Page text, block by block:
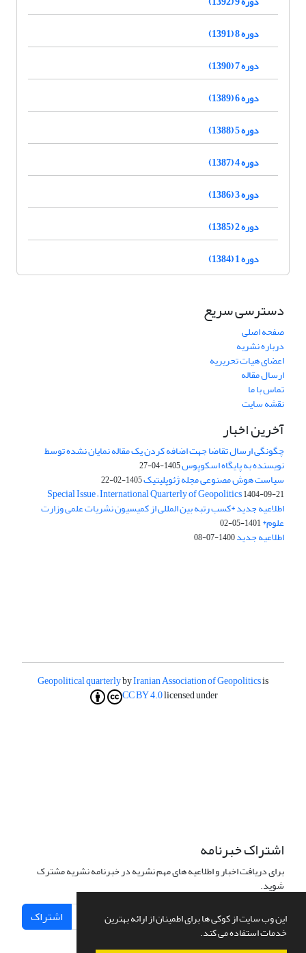
این وب سایت از کوکی ها برای اطمینان از ارائه بهترین
خدمات استفاده می کند.
دوره 8 (1391)
دوره 7 (1390)
دوره 6 (1389)
دوره 5 (1388)
دوره 4 (1387)
دوره 3 (1386)
دوره 2 (1385)
دوره 1 (1384)
دسترسی سریع
صفحه اصلی
درباره نشریه
اعضای هیات تحریریه
ارسال مقاله
تماس با ما
نقشه سایت
آخرین اخبار
چگونگی ارسال تقاضا جهت اضافه کردن یک مقاله نمایان نشده توسط
نویسنده به پایگاه اسکوپوس1405-04-27
سیاست هوش مصنوعی مجله ژئوپلیتیک1405-02-22
Special Issue – International Quarterly of Geopolitics1404-09-21
اطلاعیه جدید *کسب رتبه بین المللی از کمیسیون نشریات علمی وزارت
علوم*1401-05-02
اطلاعیه جدید1400-07-08
Geopolitical quarterlybyIranian Association of Geopoliticsis
licensed under
CC BY 4.0
اشتراک خبرنامه
برای دریافت اخبار و اطلاعیه های مهم نشریه در خبرنامه نشریه مشترک
شوید.
اشتراک